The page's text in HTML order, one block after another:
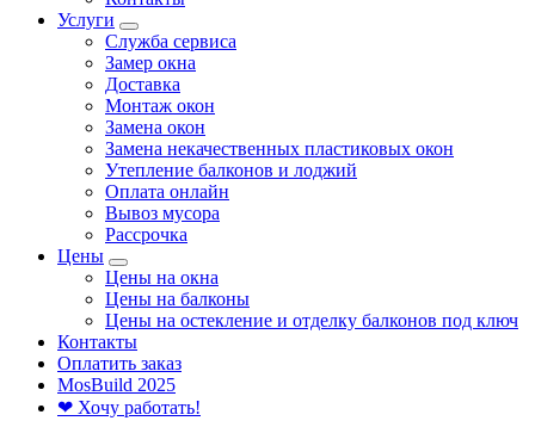
Услуги
Служба сервиса
Замер окна
Доставка
Монтаж окон
Замена окон
Замена некачественных пластиковых окон
Утепление балконов и лоджий
Оплата онлайн
Вывоз мусора
Рассрочка
Цены
Цены на окна
Цены на балконы
Цены на остекление и отделку балконов под ключ
Контакты
Оплатить заказ
MosBuild 2025
❤ Хочу работать!